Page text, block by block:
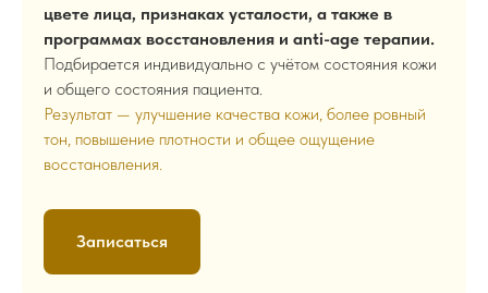
цвете лица, признаках усталости, а также в
программах восстановления и anti-age терапии.
Подбирается индивидуально с учётом состояния кожи
и общего состояния пациента.
Результат — улучшение качества кожи, более ровный
тон, повышение плотности и общее ощущение
восстановления.
Записаться